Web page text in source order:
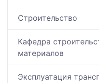
Строительство
Кафедра
материалов
Эксплуатация